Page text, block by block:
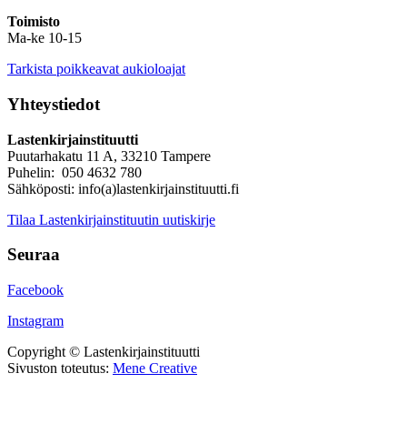
Toimisto
Ma-ke 10-15
Tarkista poikkeavat aukioloajat
Yhteystiedot
Lastenkirjainstituutti
Puutarhakatu 11 A, 33210 Tampere
Puhelin: 050 4632 780
Sähköposti: info(a)lastenkirjainstituutti.fi
Tilaa Lastenkirjainstituutin uutiskirje
Seuraa
Facebook
Instagram
Copyright © Lastenkirjainstituutti
Sivuston toteutus: Mene Creative